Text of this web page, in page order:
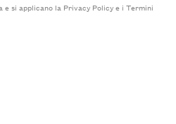
si applicano la Privacy Policye i Termini